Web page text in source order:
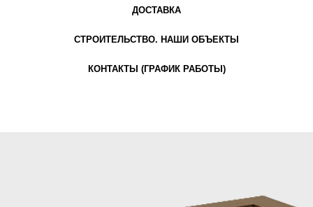
ДОСТАВКА
СТРОИТЕЛЬСТВО. НАШИ ОБЪЕКТЫ
КОНТАКТЫ (ГРАФИК РАБОТЫ)